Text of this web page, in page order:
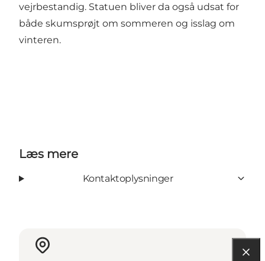
vejrbestandig. Statuen bliver da også udsat for
både skumsprøjt om sommeren og isslag om
vinteren.
Læs mere
Kontaktoplysninger